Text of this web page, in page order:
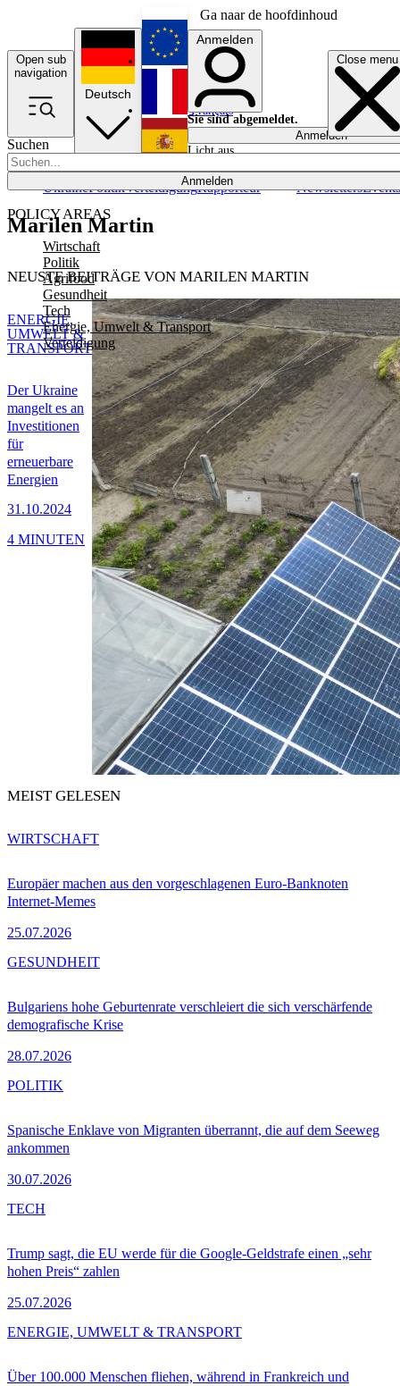
Ga naar de hoofdinhoud
Open sub
navigation
Close menu
Suchen
Anmelden
POLICY AREAS
Wirtschaft
Politik
Agrifood
Gesundheit
Tech
Energie, Umwelt & Transport
Verteidigung
UkrainePolitikVerteidigungRapporteur NewslettersEvents
Deutsch
English
Français
Anmelden
Sie sind abgemeldet.
Anmelden
Licht aus
Marilen Martin
NEUSTE BEITRÄGE VON MARILEN MARTIN
Der Ukraine
mangelt es an
Investitionen
für
erneuerbare
Energien
31.10.2024
ENERGIE,
UMWELT &
TRANSPORT
4 MINUTEN
MEIST GELESEN
Europäer machen aus den vorgeschlagenen Euro-Banknoten
Internet-Memes
25.07.2026
WIRTSCHAFT
Bulgariens hohe Geburtenrate verschleiert die sich verschärfende
demografische Krise
28.07.2026
GESUNDHEIT
Spanische Enklave von Migranten überrannt, die auf dem Seeweg
ankommen
30.07.2026
POLITIK
Trump sagt, die EU werde für die Google-Geldstrafe einen „sehr
hohen Preis“ zahlen
25.07.2026
TECH
Über 100.000 Menschen fliehen, während in Frankreich und
ENERGIE, UMWELT & TRANSPORT